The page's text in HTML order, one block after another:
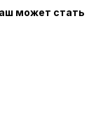
может стать